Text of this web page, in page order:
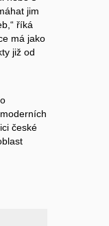
jim
říká
má jako
již od
české